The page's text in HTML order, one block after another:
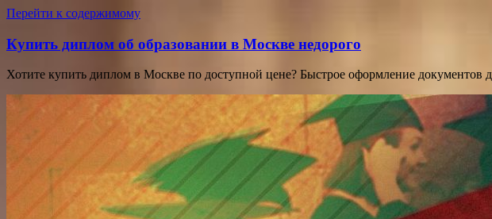
Перейти к содержимому
Купить диплом об образовании в Москве недорого
Хотите купить диплом в Москве по доступной цене? Быстрое оформление документов